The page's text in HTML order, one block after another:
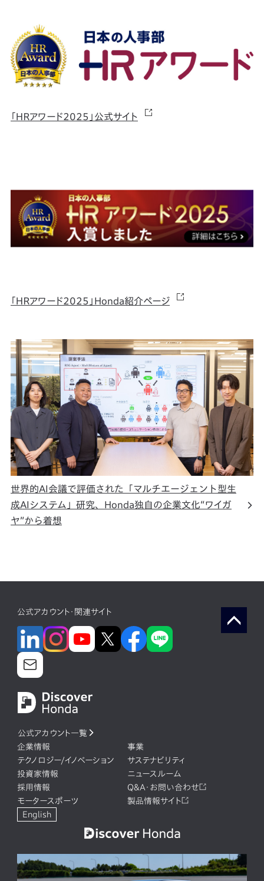
「ＨＲアワード2025」公式サイト
「ＨＲアワード2025」Honda紹介ページ
世界的AI会議で評価された「マルチエージェント型生
成AIシステム」研究、Honda独自の企業文化“ワイガ
ヤ”から着想
公式アカウント・関連サイト
公式アカウント一覧
企業情報
事業
テクノロジー/イノベーション
サステナビリティ
投資家情報
ニュースルーム
採用情報
Q&A・お問い合わせ
モータースポーツ
製品情報サイト
English